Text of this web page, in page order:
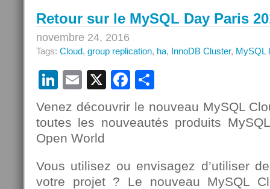
Retour sur le MySQL Day Paris
novembre 24, 2016
Tags: Cloud, group replication, ha, InnoDB Cluster, MySQL
LinkedIn
Email
X Facebook
Venez découvrir le nouveau MySQL
toutes les nouveautés produits
Open World
Vous utilisez ou envisagez d’utiliser
votre projet ? Le nouveau MySQL